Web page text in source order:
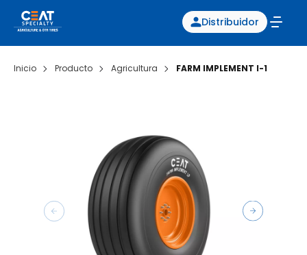
Distribuidor
Inicio Producto Agricultura FARM IMPLEMENT I-1